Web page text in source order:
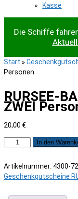
Kasse
Die Schiffe
Start »
Personen
RURSEE-
ZWEI
20,00 €
RURSEE-
Rundfahrt
für
ZWEI
In den
Artikelnummer: 4300-
Geschenkgutscheine